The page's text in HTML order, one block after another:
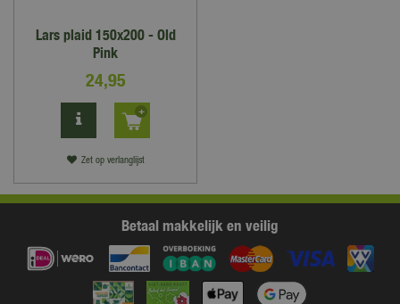
Lars plaid 150x200 - Old
Pink
24,95
Zet op verlanglijst
Betaal makkelijk en veilig